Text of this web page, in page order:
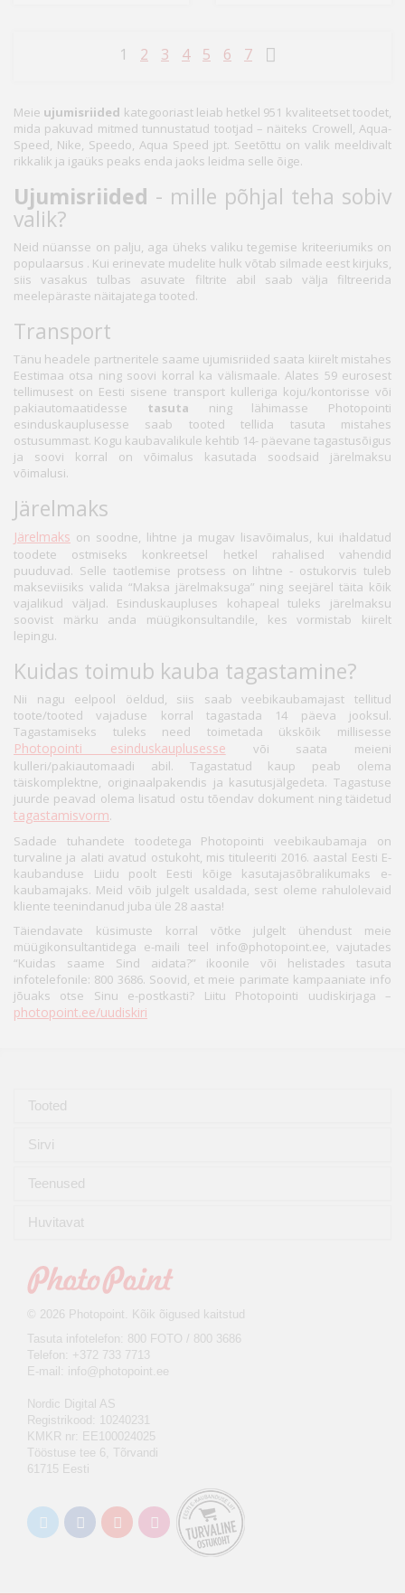
1 2 3 4 5 6 7
Meie ujumisriided kategooriast leiab hetkel 951 kvaliteetset toodet,
mida pakuvad mitmed tunnustatud tootjad – näiteks Crowell, Aqua-
Speed, Nike, Speedo, Aqua Speed jpt. Seetõttu on valik meeldivalt
rikkalik ja igaüks peaks enda jaoks leidma selle õige.
Ujumisriided - mille põhjal teha sobiv
valik?
Neid nüansse on palju, aga üheks valiku tegemise kriteeriumiks on
populaarsus . Kui erinevate mudelite hulk võtab silmade eest kirjuks,
siis vasakus tulbas asuvate filtrite abil saab välja filtreerida
meelepäraste näitajatega tooted.
Transport
Tänu headele partneritele saame ujumisriided saata kiirelt mistahes
Eestimaa otsa ning soovi korral ka välismaale. Alates 59 eurosest
tellimusest on Eesti sisene transport kulleriga koju/kontorisse või
pakiautomaatidesse tasuta ning lähimasse Photopointi
esinduskauplusesse saab tooted tellida tasuta mistahes
ostusummast. Kogu kaubavalikule kehtib 14- päevane tagastusõigus
ja soovi korral on võimalus kasutada soodsaid järelmaksu
võimalusi.
Järelmaks
Järelmaks on soodne, lihtne ja mugav lisavõimalus, kui ihaldatud
toodete ostmiseks konkreetsel hetkel rahalised vahendid
puuduvad. Selle taotlemise protsess on lihtne - ostukorvis tuleb
makseviisiks valida “Maksa järelmaksuga” ning seejärel täita kõik
vajalikud väljad. Esinduskaupluses kohapeal tuleks järelmaksu
soovist märku anda müügikonsultandile, kes vormistab kiirelt
lepingu.
Kuidas toimub kauba tagastamine?
Nii nagu eelpool öeldud, siis saab veebikaubamajast tellitud
toote/tooted vajaduse korral tagastada 14 päeva jooksul.
Tagastamiseks tuleks need toimetada ükskõik millisesse
Photopointi esinduskauplusesse või saata meieni
kulleri/pakiautomaadi abil. Tagastatud kaup peab olema
täiskomplektne, originaalpakendis ja kasutusjälgedeta. Tagastuse
juurde peavad olema lisatud ostu tõendav dokument ning täidetud
tagastamisvorm.
Sadade tuhandete toodetega Photopointi veebikaubamaja on
turvaline ja alati avatud ostukoht, mis tituleeriti 2016. aastal Eesti E-
kaubanduse Liidu poolt Eesti kõige kasutajasõbralikumaks e-
kaubamajaks. Meid võib julgelt usaldada, sest oleme rahulolevaid
kliente teenindanud juba üle 28 aasta!
Täiendavate küsimuste korral võtke julgelt ühendust meie
müügikonsultantidega e-maili teel info@photopoint.ee, vajutades
“Kuidas saame Sind aidata?” ikoonile või helistades tasuta
infotelefonile: 800 3686. Soovid, et meie parimate kampaaniate info
jõuaks otse Sinu e-postkasti? Liitu Photopointi uudiskirjaga –
photopoint.ee/uudiskiri
Tooted
Sirvi
Teenused
Huvitavat
© 2026 Photopoint. Kõik õigused kaitstud
Tasuta infotelefon: 800 FOTO / 800 3686
Telefon: +372 733 7713
E-mail: info@photopoint.ee
Nordic Digital AS
Registrikood: 10240231
KMKR nr: EE100024025
Tööstuse tee 6, Tõrvandi
61715 Eesti